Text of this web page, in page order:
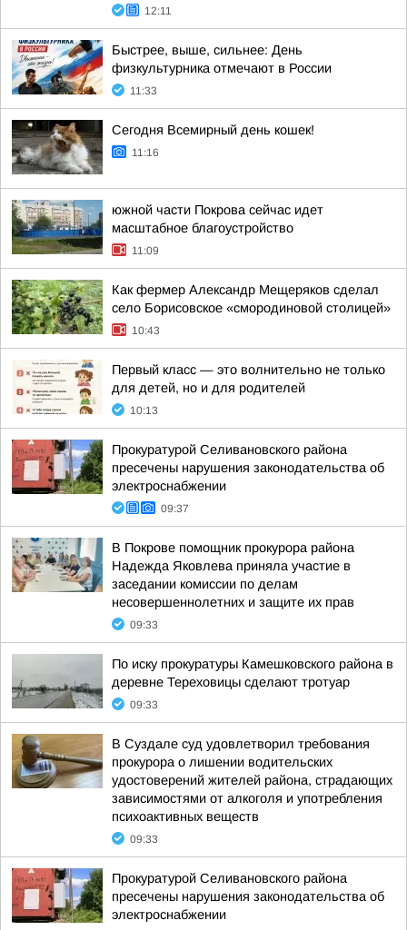
12:11
Быстрее, выше, сильнее: День
физкультурника отмечают в России
11:33
Сегодня Всемирный день кошек!
11:16
южной части Покрова сейчас идет
масштабное благоустройство
11:09
Как фермер Александр Мещеряков сделал
село Борисовское «смородиновой столицей»
10:43
Первый класс — это волнительно не только
для детей, но и для родителей
10:13
Прокуратурой Селивановского района
пресечены нарушения законодательства об
электроснабжении
09:37
В Покрове помощник прокурора района
Надежда Яковлева приняла участие в
заседании комиссии по делам
несовершеннолетних и защите их прав
09:33
По иску прокуратуры Камешковского района в
деревне Тереховицы сделают тротуар
09:33
В Суздале суд удовлетворил требования
прокурора о лишении водительских
удостоверений жителей района, страдающих
зависимостями от алкоголя и употребления
психоактивных веществ
09:33
Прокуратурой Селивановского района
пресечены нарушения законодательства об
электроснабжении